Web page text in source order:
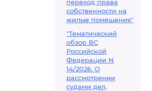
переход права
собственности на
жилые помещения"
"Тематический
обзор ВС
Российской
Федерации N
14/2026. О
рассмотрении
судами дел,